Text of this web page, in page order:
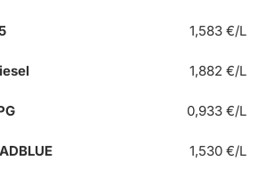
1,583 €/L
1,882 €/L
0,933 €/L
1,530 €/L